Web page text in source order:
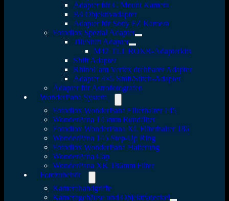
Adapter für C Mount Kamera
B4 Objektivadapter
Adapter für Sony FZ Kamera
Fotodiox Spezial Adapter
Tilt/Shift Adapter
M42 TLT ROKR-Adapterkits
Shift Adapter
RhinoCam Vertex drehbarer Adapter
Adapter 4×5 Shift/Stitch-Adapter
Adapter für Astrofotografen
WonderPana System
Fotodiox WonderPana Filterhalter 145
WonderPana 145mm Rundfilter
Fotodiox WonderPana XL Filterhalter 186
WonderPana 145 Step-Up Ring
Fotodiox WonderPana Halterung
WonderPana Cap
WonderPana XK 186mm Filter
Fotozubehör
Kamerahandgriffe
Kameragehäuse und Objektivdeckel